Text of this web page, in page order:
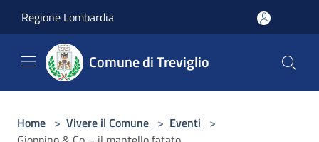
Regione Lombardia
Comune di Treviglio
Home > Vivere il Comune > Eventi >